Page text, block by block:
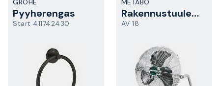
GROHE
Pyyherengas
Start 411742430
METABO
Rakennustuuletin
AV 18